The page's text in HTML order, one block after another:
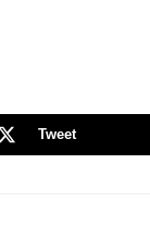
Tweet